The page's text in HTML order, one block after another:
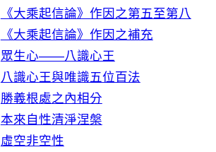
《大乘起信論》作因之第五至第八
《大乘起信論》作因之補充
眾生心——八識心王
八識心王與唯識五位百法
勝義根處之內相分
本來自性清淨涅槃
虛空非空性